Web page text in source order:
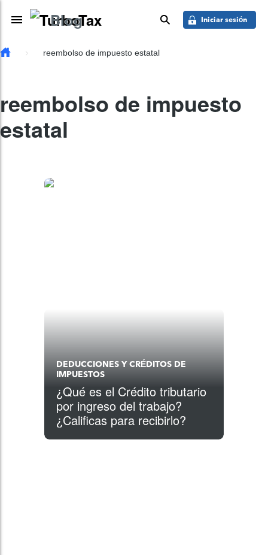
Skip to main content
Toggle Navigation
Blog buscar Iniciar sesión
reembolso de impuesto estatal
reembolso de impuesto
estatal
DEDUCCIONES Y CRÉDITOS DE
IMPUESTOS
¿Qué es el Crédito tributario
por ingreso del trabajo?
¿Calificas para recibirlo?